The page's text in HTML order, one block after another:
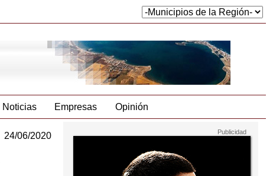
Noticias Empresas Opinión
24/06/2020